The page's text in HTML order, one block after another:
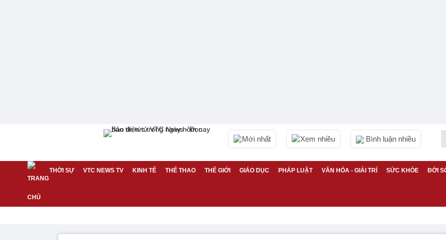
Mới nhất Xem nhiều Bình luận nhiều
THỜI SỰ VTC NEWS TV KINH TẾ THỂ THAO THẾ GIỚI GIÁO DỤC PHÁP LUẬT VĂN HÓA - GIẢI TRÍ SỨC KHỎE ĐỜI